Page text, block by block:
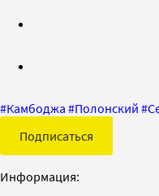
#Камбоджа #Полонский #
Подписаться
Информация: